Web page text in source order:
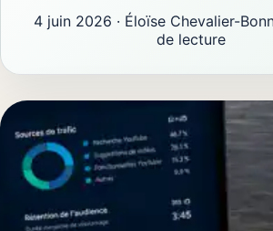
4 juin 2026 · Éloïse Chevalier-
de lecture